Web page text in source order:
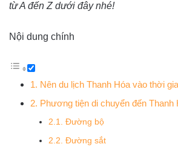
từ A đến Z dưới đây nhé!
Nội dung chính
1. Nên du lịch Thanh Hóa vào thời
2. Phương tiện di chuyển đến Thanh
2.1. Đường bộ
2.2. Đường sắt